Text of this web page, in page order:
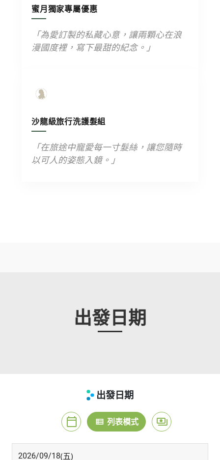
蜜月獨家專屬優惠
「為愛訂製的私藏心意，讓兩顆心在浪
漫國度裡，寫下最甜的紀念。」
沙龍級旅行洗護髮組
「在旅途中寵愛每一寸髮絲，讓您隨時
以可人的姿態入鏡。」
出發日期
出發日期
calendar_today
月曆模式
view_list
列表模式 payments
價格模式
2026/09/18(五)